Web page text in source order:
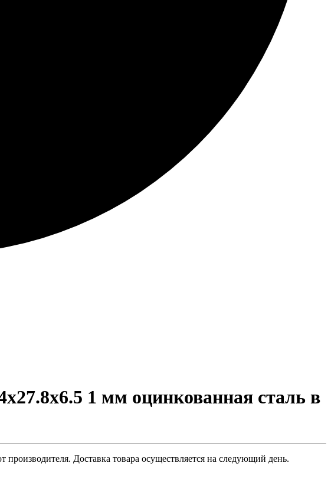
1 мм оцинкованная сталь в
Доставка товара осуществляется на следующий день.